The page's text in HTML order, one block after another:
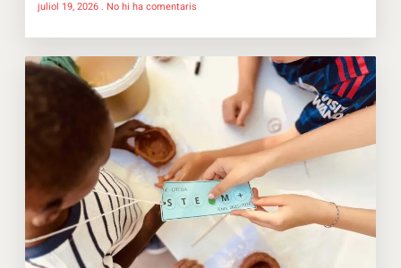
juliol 19, 2026 No hi ha comentaris